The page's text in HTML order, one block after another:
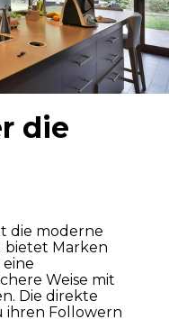
die
die moderne
Marken
Weise mit
Die direkte
ihren Followern